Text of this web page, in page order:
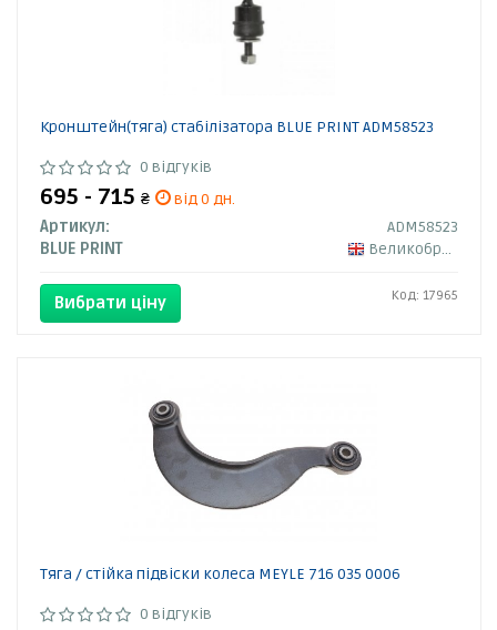
Кронштейн(тяга) стабілізатора BLUE PRINT ADM58523
0 відгуків
695 - 715 ₴
від 0 дн.
Артикул:
ADM58523
BLUE PRINT
Великобританія
Вибрати ціну Код: 17965
Тяга / стійка підвіски колеса MEYLE 716 035 0006
0 відгуків